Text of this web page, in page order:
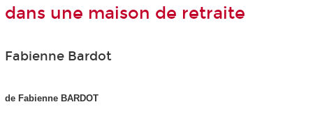
dans une maison de retraite
Fabienne Bardot
de Fabienne BARDOT